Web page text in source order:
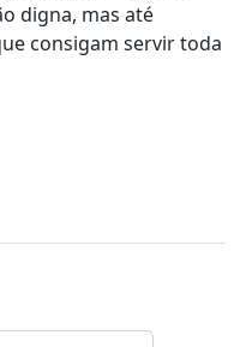
digna, mas até
consigam servir toda